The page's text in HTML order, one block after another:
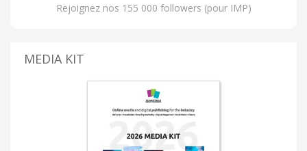
Rejoignez nos 155 000 followers (pour IMP)
MEDIA KIT